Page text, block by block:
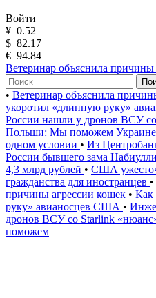
Войти
¥ 0.52
$ 82.17
€ 94.84
Ветеринар объяснила причины
• Ветеринар объяснила
укоротил «длинную руку»
России нашли у дронов ВСУ
Польши: Мы поможем Украине
одном условии • Из
России бывшего зама
4,3 млрд рублей • США
гражданства для иностранцев •
причины агрессии кошек • Как
руку» авианосцев США •
дронов ВСУ со Starlink
поможем